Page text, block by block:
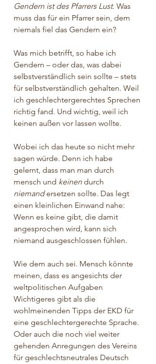
Gendern ist des Pfarrers Lust. Was
muss das für ein Pfarrer sein, dem
niemals fiel das Gendern ein?
Was mich betrifft, so habe ich
Gendern – oder das, was dabei
selbstverständlich sein sollte – stets
für selbstverständlich gehalten. Weil
ich geschlechtergerechtes Sprechen
richtig fand. Und wichtig, weil ich
keinen außen vor lassen wollte.
Wobei ich das heute so nicht mehr
sagen würde. Denn ich habe
gelernt, dass man man durch
mensch und keinen durch
niemand ersetzen sollte. Das legt
einen kleinlichen Einwand nahe:
Wenn es keine gibt, die damit
angesprochen wird, kann sich
niemand ausgeschlossen fühlen.
Wie dem auch sei. Mensch könnte
meinen, dass es angesichts der
weltpolitischen Aufgaben
Wichtigeres gibt als die
wohlmeinenden Tipps der EKD für
eine geschlechtergerechte Sprache.
Oder auch die noch viel weiter
gehenden Anregungen des Vereins
für geschlechtsneutrales Deutsch